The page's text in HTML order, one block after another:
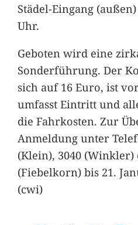
Städel-Eingang
Uhr.
Geboten wird eine
Sonderführung. Der
sich auf 16 Euro, ist
umfasst Eintritt und
die Fahrkosten. Zur
Anmeldung unter
(Klein), 3040 (Winkler)
(Fiebelkorn) bis 21.
(cwi)